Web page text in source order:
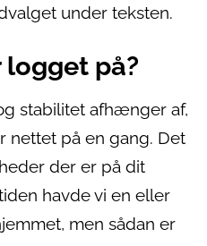
under teksten.
logget på?
stabilitet afhænger af,
nettet på en gang. Det
der er på dit
havde vi en eller
men sådan er